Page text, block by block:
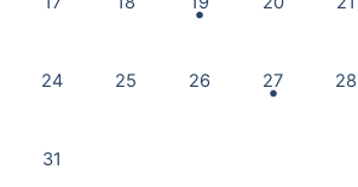
Keine Termine, Montag, 24. August
24 Keine Termine, Dienstag, 25.
25 Keine Termine,
26 2 Termine,
27 28
Keine Termine, Montag, 31. August
31